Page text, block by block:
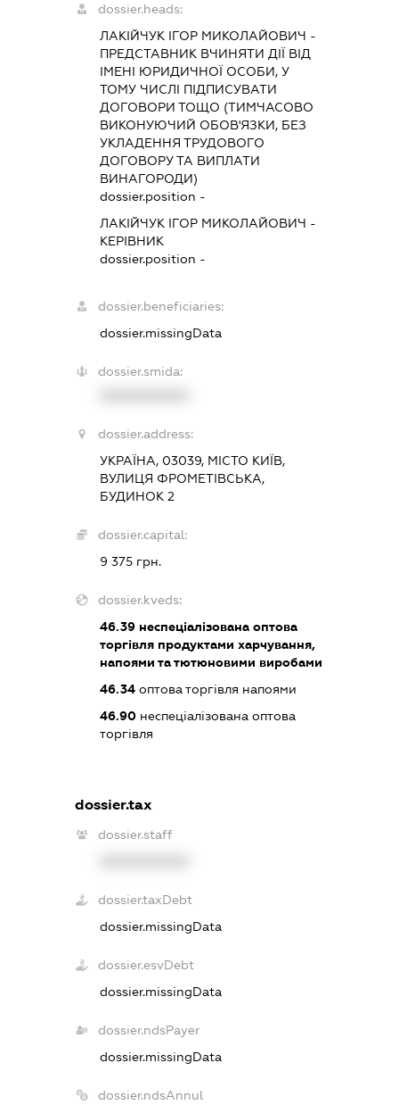
dossier.heads:
ЛАКІЙЧУК ІГОР МИКОЛАЙОВИЧ -
ПРЕДСТАВНИК ВЧИНЯТИ ДІЇ ВІД
ІМЕНІ ЮРИДИЧНОЇ ОСОБИ, У
ТОМУ ЧИСЛІ ПІДПИСУВАТИ
ДОГОВОРИ ТОЩО (ТИМЧАСОВО
ВИКОНУЮЧИЙ ОБОВ'ЯЗКИ, БЕЗ
УКЛАДЕННЯ ТРУДОВОГО
ДОГОВОРУ ТА ВИПЛАТИ
ВИНАГОРОДИ)
dossier.position -
ЛАКІЙЧУК ІГОР МИКОЛАЙОВИЧ -
КЕРІВНИК
dossier.position -
dossier.beneficiaries:
dossier.missingData
dossier.smida:
dossier.address:
УКРАЇНА, 03039, МІСТО КИЇВ,
ВУЛИЦЯ ФРОМЕТІВСЬКА,
БУДИНОК 2
dossier.capital:
9 375 грн.
dossier.kveds:
46.39неспеціалізована оптова
торгівля продуктами харчування,
напоями та тютюновими виробами
46.34оптова торгівля напоями
46.90неспеціалізована оптова
торгівля
dossier.tax
dossier.staff
dossier.taxDebt
dossier.missingData
dossier.esvDebt
dossier.missingData
dossier.ndsPayer
dossier.missingData
dossier.ndsAnnul